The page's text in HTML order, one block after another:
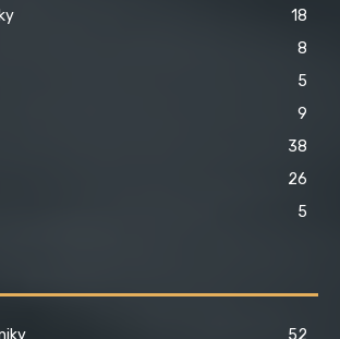
18
8
5
9
38
26
5
52